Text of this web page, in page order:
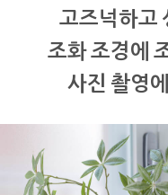
고즈넉하고
조화 조경에
사진 촬영